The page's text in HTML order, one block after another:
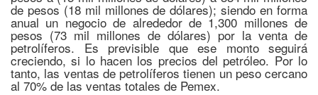
de pesos (18 mil millones de dólares); siendo en forma
anual un negocio de alrededor de 1,300 millones de
pesos (73 mil millones de dólares) por la venta de
petrolíferos. Es previsible que ese monto seguirá
creciendo, si lo hacen los precios del petróleo. Por lo
tanto, las ventas de petrolíferos tienen un peso cercano
al 70% de las ventas totales de Pemex.